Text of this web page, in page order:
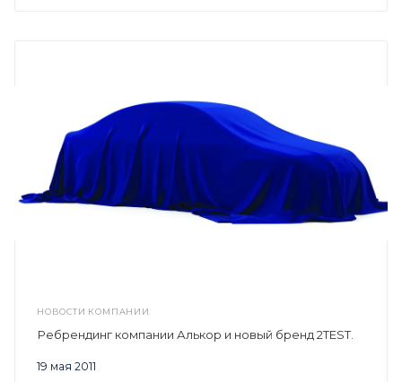
НОВОСТИ КОМПАНИИ
19 мая 2011
Ребрендинг компании Алькор и новый бренд 2TEST.